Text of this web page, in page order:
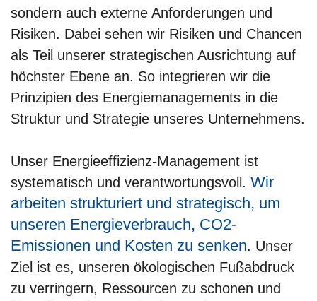
sondern auch externe Anforderungen und
Risiken. Dabei sehen wir Risiken und Chancen
als Teil unserer strategischen Ausrichtung auf
höchster Ebene an. So integrieren wir die
Prinzipien des Energiemanagements in die
Struktur und Strategie unseres Unternehmens.
Unser Energieeffizienz-Management ist
systematisch und verantwortungsvoll. Wir
arbeiten strukturiert und strategisch, um
unseren Energieverbrauch, CO2-
Emissionen und Kosten zu senken. Unser
Ziel ist es, unseren ökologischen Fußabdruck
zu verringern, Ressourcen zu schonen und